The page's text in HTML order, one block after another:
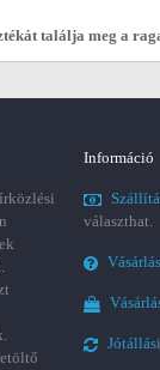
találja meg a
Információ
választhat.